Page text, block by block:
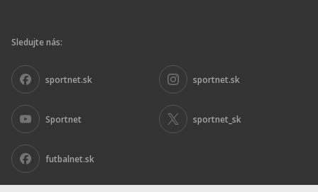
Sledujte nás:
sportnet.sk sportnet.sk
Sportnet sportnet_sk
futbalnet.sk